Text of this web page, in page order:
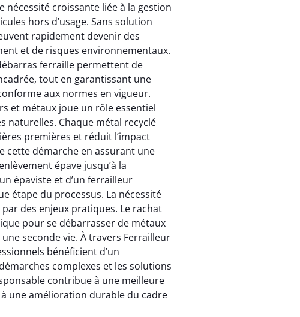
nécessité croissante liée à la gestion
hors d’usage. Sans solution
rapidement devenir des
et de risques environnementaux.
ferraille permettent de
tout en garantissant une
aux normes en vigueur.
et métaux joue un rôle essentiel
naturelles. Chaque métal recyclé
premières et réduit l’impact
cette démarche en assurant une
épave jusqu’à la
épaviste et d’un ferrailleur
étape du processus. La nécessité
des enjeux pratiques. Le rachat
pour se débarrasser de métaux
seconde vie. À travers Ferrailleur
bénéficient d’un
complexes et les solutions
contribue à une meilleure
une amélioration durable du cadre